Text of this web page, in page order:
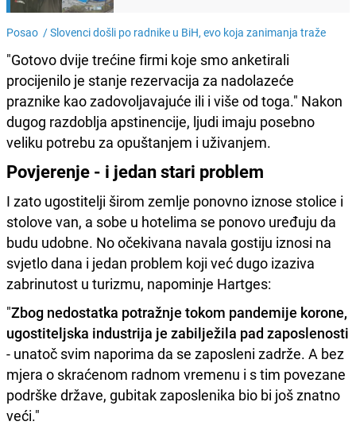
Posao /Slovenci došli po radnike u BiH, evo koja zanimanja traže
"Gotovo dvije trećine firmi koje smo anketirali
procijenilo je stanje rezervacija za nadolazeće
praznike kao zadovoljavajuće ili i više od toga." Nakon
dugog razdoblja apstinencije, ljudi imaju posebno
veliku potrebu za opuštanjem i uživanjem.
Povjerenje - i jedan stari problem
I zato ugostitelji širom zemlje ponovno iznose stolice i
stolove van, a sobe u hotelima se ponovo uređuju da
budu udobne. No očekivana navala gostiju iznosi na
svjetlo dana i jedan problem koji već dugo izaziva
zabrinutost u turizmu, napominje Hartges:
"Zbog nedostatka potražnje tokom pandemije korone,
ugostiteljska industrija je zabilježila pad zaposlenosti
- unatoč svim naporima da se zaposleni zadrže. A bez
mjera o skraćenom radnom vremenu i s tim povezane
podrške države, gubitak zaposlenika bio bi još znatno
veći."